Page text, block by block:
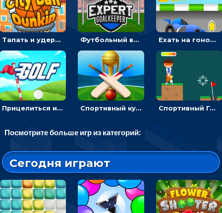
Тапать и удерживать баскетбольный мяч, чтобы попадать в кольца - спортивные Футбольный вратарь: ловить мяч и отражать атаку соперника - спортивные Ехать на гоночной машине, чтобы обходить преграды и собирать звезды - для мальчиков
Прицелиться и выстрелить мячиком для гольфа, чтобы попасть в лунку - спортивные Спортивный кубок по крикету: отражать атаку и ударять по мячику битой Спортивный Гольф-клуб: бить клюшкой по мячу, чтобы попадать в лунку с флажком
Посмотрите больше игр из категорий:
Сегодня играют